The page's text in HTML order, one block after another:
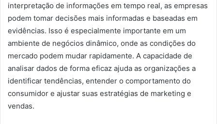
interpretação de informações em tempo real, as empresas
podem tomar decisões mais informadas e baseadas em
evidências. Isso é especialmente importante em um
ambiente de negócios dinâmico, onde as condições do
mercado podem mudar rapidamente. A capacidade de
analisar dados de forma eficaz ajuda as organizações a
identificar tendências, entender o comportamento do
consumidor e ajustar suas estratégias de marketing e
vendas.